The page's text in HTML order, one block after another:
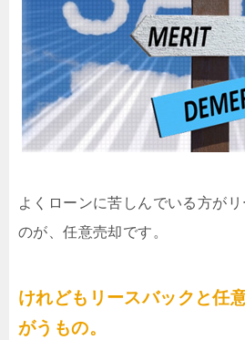
よくローンに苦しんでいる方が
のが、任意売却です。
けれどもリースバックと任
がうもの。